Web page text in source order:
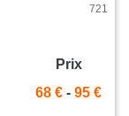
721
Prix
68 € - 95 €